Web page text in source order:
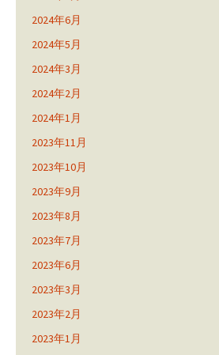
2024年6月
2024年5月
2024年3月
2024年2月
2024年1月
2023年11月
2023年10月
2023年9月
2023年8月
2023年7月
2023年6月
2023年3月
2023年2月
2023年1月